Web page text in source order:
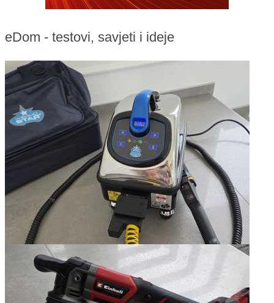
eDom - testovi, savjeti i ideje